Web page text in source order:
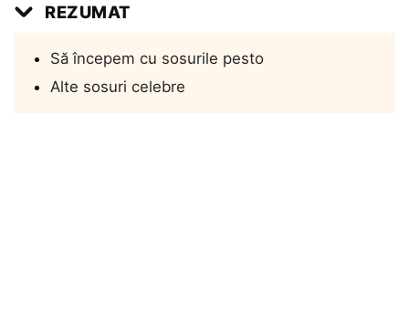
REZUMAT
Să începem cu sosurile pesto
Alte sosuri celebre